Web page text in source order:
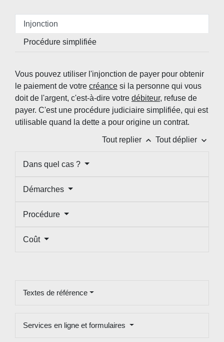
Injonction
Procédure simplifiée
Vous pouvez utiliser l'injonction de payer pour obtenir
le paiement de votre créance si la personne qui vous
doit de l'argent, c'est-à-dire votre débiteur, refuse de
payer. C'est une procédure judiciaire simplifiée, qui est
utilisable quand la dette a pour origine un contrat.
Tout replier keyboard_arrow_up Tout déplier keyboard_arrow_down
Dans quel cas ?
Démarches
Procédure
Coût
Textes de référence
Services en ligne et formulaires